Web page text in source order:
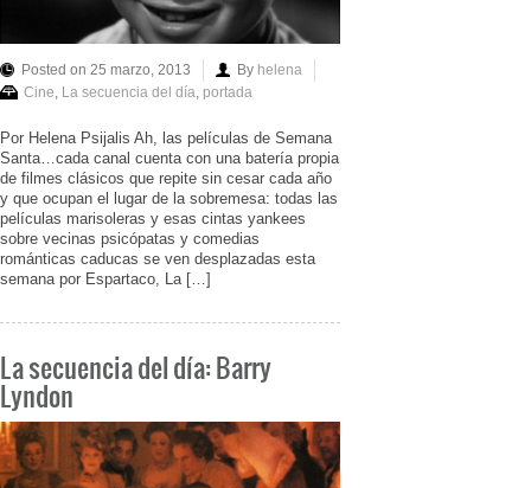
Posted on 25 marzo, 2013 By helena
Cine La secuencia del día portada
Por Helena Psijalis Ah, las películas de Semana
Santa…cada canal cuenta con una batería propia
de filmes clásicos que repite sin cesar cada año
y que ocupan el lugar de la sobremesa: todas las
películas marisoleras y esas cintas yankees
sobre vecinas psicópatas y comedias
románticas caducas se ven desplazadas esta
semana por Espartaco, La […]
La secuencia del día: Barry
Lyndon